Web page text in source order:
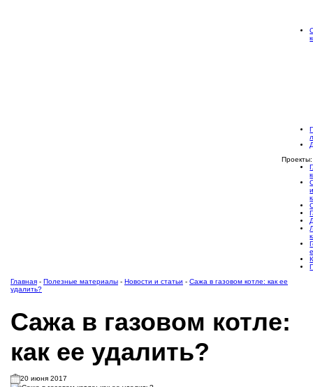
Проекты:
Главная - Полезные материалы - Новости и статьи - Сажа в газовом котле: как ее
удалить?
Сажа в газовом котле:
как ее удалить?
20 июня 2017